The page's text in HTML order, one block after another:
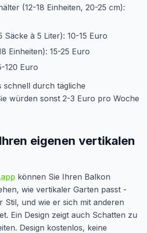
(12-18 Einheiten, 20-25 cm):
Säcke à 5 Liter): 10-15 Euro
Einheiten): 15-25 Euro
120 Euro
schnell durch tägliche
würden sonst 2-3 Euro pro Woche
eigenen vertikalen
können Sie Ihren Balkon
wie vertikaler Garten passt -
Stil, und wie er sich mit anderen
Ein Design zeigt auch Schatten zu
Design kostenlos, keine